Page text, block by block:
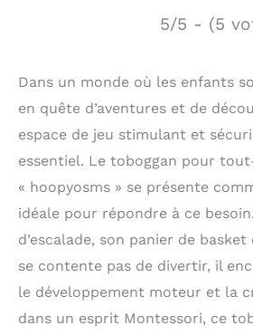
5/5 - (5
Dans un monde où les enfants
en quête d’aventures et de
espace de jeu stimulant et
essentiel. Le toboggan pour
« hoopyosms » se présente
idéale pour répondre à ce
d’escalade, son panier de
se contente pas de divertir, il
le développement moteur et la
dans un esprit Montessori, ce